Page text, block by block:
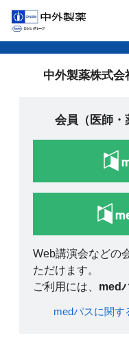
中外製薬株式
会員（医師・
Web講演会などの
ただけます。
ご利用には、 med
medパスに関す